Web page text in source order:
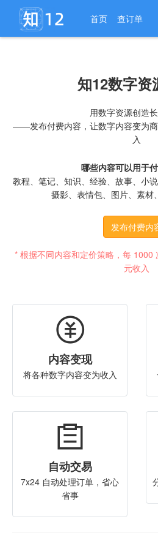
首页
查订单
知12数字资
用数字资源创造
——发布付费内容，让数字内容变为
入
哪些内容可以用于
教程、笔记、知识、经验、故事、小
摄影、表情包、图片、素
发布付费内
* 根据不同内容和定价策略，每 1000
元收入
内容变现
将各种数字内容变为收入
自动交易
7x24 自动处理订单，省心
省事